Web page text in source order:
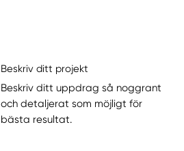
Beskriv ditt projekt
Beskriv ditt uppdrag så noggrant
och detaljerat som möjligt för
bästa resultat.